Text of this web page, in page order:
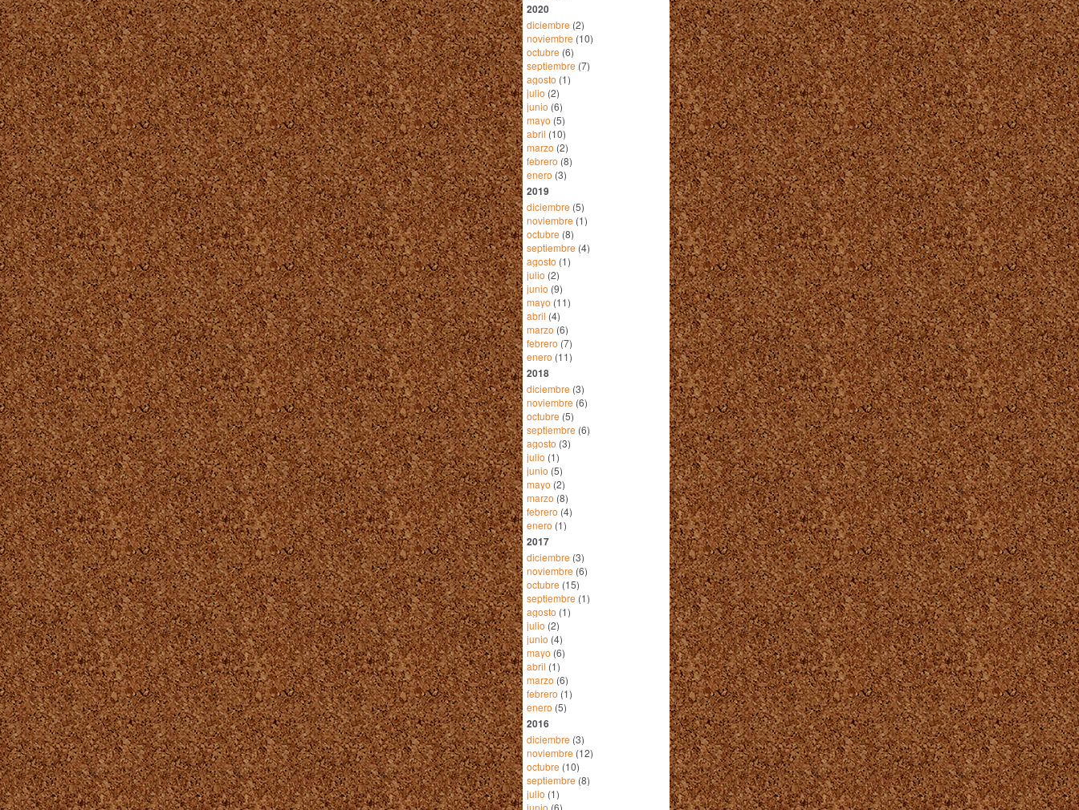
2020
diciembre (2)
noviembre (10)
octubre (6)
septiembre (7)
agosto (1)
julio (2)
junio (6)
mayo (5)
abril (10)
marzo (2)
febrero (8)
enero (3)
2019
diciembre (5)
noviembre (1)
octubre (8)
septiembre (4)
agosto (1)
julio (2)
junio (9)
mayo (11)
abril (4)
marzo (6)
febrero (7)
enero (11)
2018
diciembre (3)
noviembre (6)
octubre (5)
septiembre (6)
agosto (3)
julio (1)
junio (5)
mayo (2)
marzo (8)
febrero (4)
enero (1)
2017
diciembre (3)
noviembre (6)
octubre (15)
septiembre (1)
agosto (1)
julio (2)
junio (4)
mayo (6)
abril (1)
marzo (6)
febrero (1)
enero (5)
2016
diciembre (3)
noviembre (12)
octubre (10)
septiembre (8)
julio (1)
junio (6)